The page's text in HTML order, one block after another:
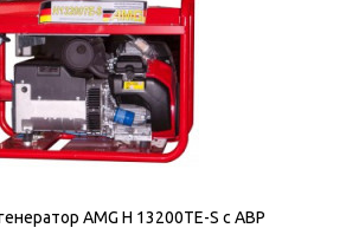
AMG H 13200TE-S с АВР